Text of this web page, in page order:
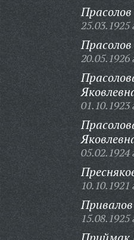
25.03.1925
20.05.1926
01.10.1923
05.02.1924
10.10.1921
15.08.1925